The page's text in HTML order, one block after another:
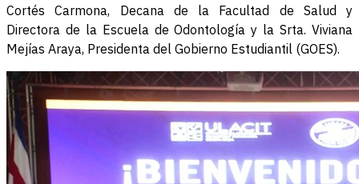
Cortés Carmona, Decana de la Facultad de Salud y
Directora de la Escuela de Odontología y la Srta. Viviana
Mejías Araya, Presidenta del Gobierno Estudiantil (GOES).